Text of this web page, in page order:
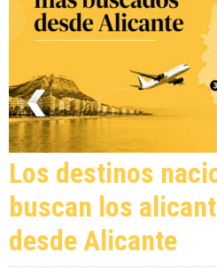
Los destinos
buscan los
desde Alicante